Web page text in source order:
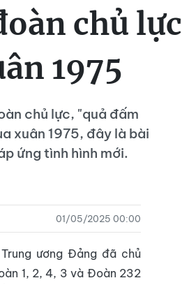
chủ lực
1975
chủ lực, "quả đấm
xuân 1975, đây là bài
ứng tình hình mới.
01/05/2025 00:00
ương Đảng đã chủ
1, 2, 4, 3 và Đoàn 232